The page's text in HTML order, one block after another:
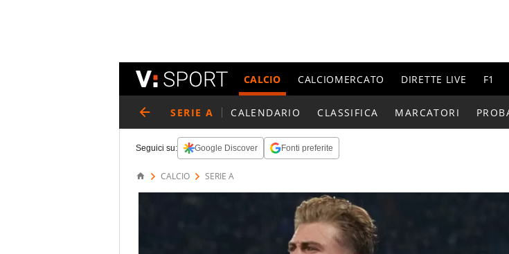
CALCIO CALCIOMERCATO DIRETTE LIVE F1
SERIE A CALENDARIO CLASSIFICA MARCATORI
Seguici su: Google Discover Fonti preferite
CALCIO SERIE A